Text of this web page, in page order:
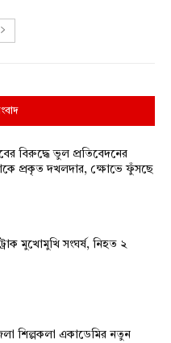
বিরুদ্ধে ভুল প্রতিবেদনের
প্রকৃত দখলদার, ক্ষোভে ফুঁসছে
মুখোমুখি সংঘর্ষ, নিহত ২
শিল্পকলা একাডেমির নতুন